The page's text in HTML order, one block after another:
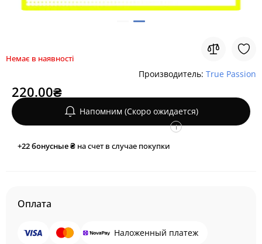
Немає в наявності
Производитель: True Passion
220.00₴
Напомним (Скоро ожидается)
+22бонусные ₴ на счет в случае покупки
i
Оплата
Наложенный платеж